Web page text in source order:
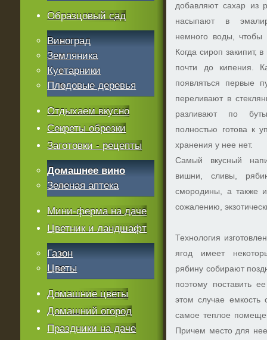
добавляют сахар из
насыпают в
немного воды, чтобы
Когда сироп закипит,
почти до кипения.
появляться первые
переливают в
разливают по
полностью готова к
хранения у нее нет.
Самый вкусный
вишни, сливы,
смородины, а также
сожалению,
Технология
ягод имеет
рябину собирают
поэтому поставить
этом случае емкость
самое теплое
Причем место для
Образцовый сад
Виноград
Земляника
Кустарники
Плодовые деревья
Отдыхаем вкусно
Секреты обрезки
Заготовки - рецепты
Домашнее вино
Зеленая аптека
Мини-ферма на даче
Цветник и ландшафт
Газон
Цветы
Домашние цветы
Домашний огород
Праздники на даче